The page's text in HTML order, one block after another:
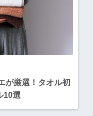
が厳選！タオル初
10選